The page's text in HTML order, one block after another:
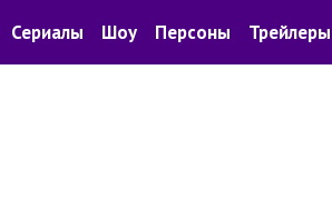
Сериалы Шоу Персоны Трейлеры